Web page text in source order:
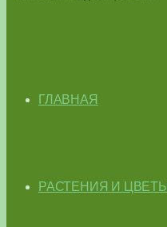
ГЛАВНАЯ
РАСТЕНИЯ И ЦВЕТЫ